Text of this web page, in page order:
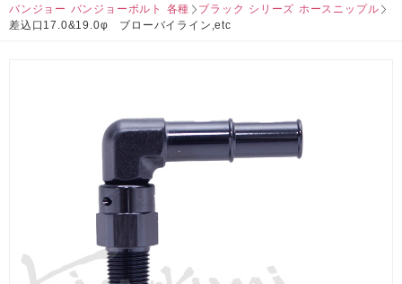
バンジョー バンジョーボルト 各種
ブラック シリーズ ホースニップル
差込口17.0&19.0φ ブローバイライン,etc